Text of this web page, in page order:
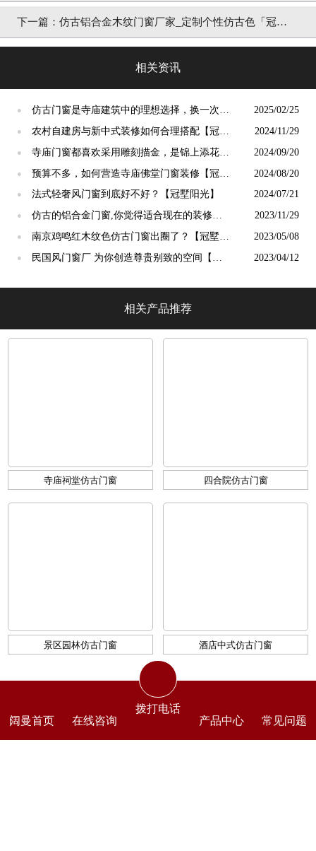
「冠墅阳光」
下一篇： 仿古铝合金木纹门窗厂家_定制个性仿古色「冠墅
相关资讯
●
仿古门窗是寺庙建筑中的理想选择，换一次用
终生【冠墅阳光】
2025/02/25
●
农村自建房与新中式装修如何合理搭配【冠墅
阳光】
2024/11/29
●
寺庙门窗都喜欢采用雕刻描金，是锦上添花
吗？【冠墅阳光】
2024/09/20
●
预算不多，如何营造寺庙佛堂门窗装修【冠墅
阳光】
2024/08/20
● 法式轻奢风门窗到底好不好？【冠墅阳光】 2024/07/21
●
仿古的铝合金门窗,你觉得适合现在的装修吗?
【冠墅阳光】
2023/11/29
●
南京鸡鸣红木纹色仿古门窗出圈了？【冠墅阳
光】
2023/05/08
●
民国风门窗厂 为你创造尊贵别致的空间【冠
2023/04/12
相关产品推荐
寺庙祠堂仿古门窗 四合院仿古门窗
景区园林仿古门窗 酒店中式仿古门窗
电 话：136-115-77701
邮 箱：756416886@qq.com
阔曼首页 在线咨询
拨打电话
产品中心
常见问题